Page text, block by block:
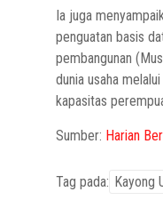
Ia juga
penguatan basis
pembangunan
dunia usaha
kapasitas
Sumber: Harian
Tag pada: Kayong